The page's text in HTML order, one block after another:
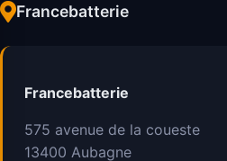
Francebatterie
Francebatterie
575 avenue de la coueste
13400 Aubagne